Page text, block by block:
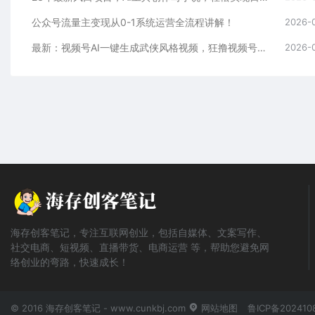
公众号流量主变现从0-1系统运营全流程讲解！ 2026-
最新：视频号AI一键生成武侠风格视频，狂撸视频号分成收益，学完轻松日入1000+ 2026-
海存创客笔记，专注互联网创业，包括自媒体、文案写作、
社交电商、短视频、直播带货、电商运营 等，帮助您避免网
络创业的弯路，快速成长！
© 2016 海存创客笔记 - www.cunkbj.com 网站地图 鲁ICP备